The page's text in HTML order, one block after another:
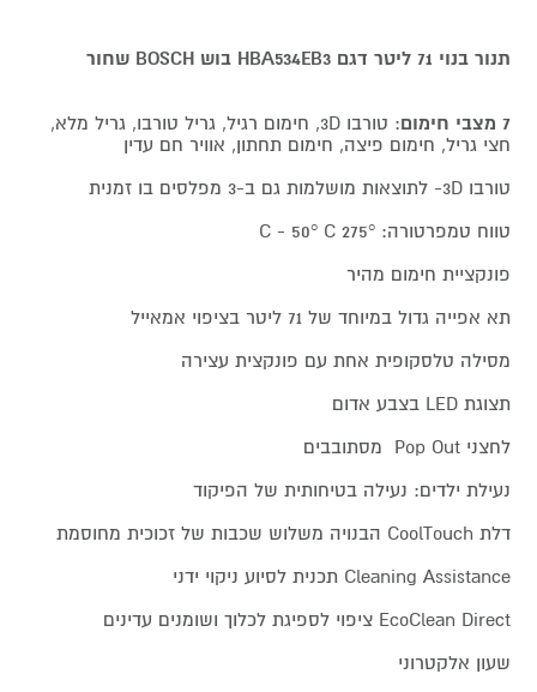
תנור בנוי 71 ליטר דגם HBA534EB3 בוש BOSCH שחור
7 מצבי חימום
: טורבו 3D, חימום רגיל, גריל טורבו, גריל מלא,
חצי גריל, חימום פיצה, חימום תחתון, אוויר חם עדין
טורבו 3D- לתוצאות מושלמות גם ב-3 מפלסים בו זמנית
טווח טמפרטורה: 275° C - 50° C
פונקציית חימום מהיר
תא אפייה גדול במיוחד של 71 ליטר בציפוי אמאייל
מסילה טלסקופית אחת עם פונקצית עצירה
תצוגת LED בצבע אדום
לחצני Pop Out מסתובבים
נעילת ילדים: נעילה בטיחותית של הפיקוד
דלת CoolTouch הבנויה משלוש שכבות של זכוכית מחוסמת
Cleaning Assistance תכנית לסיוע ניקוי ידני
EcoClean Direct ציפוי לספיגת לכלוך ושומנים עדינים
שעון אלקטרוני